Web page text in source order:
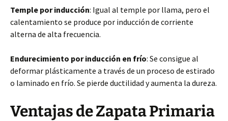
Temple por inducción: Igual al temple por llama, pero el
calentamiento se produce por inducción de corriente
alterna de alta frecuencia.
Endurecimiento por inducción en frío: Se consigue al
deformar plásticamente a través de un proceso de estirado
o laminado en frío. Se pierde ductilidad y aumenta la dureza.
Ventajas de Zapata Primaria